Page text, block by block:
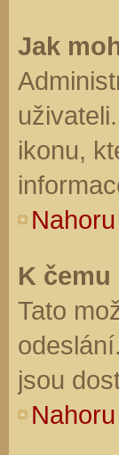
Jak
ikonu,
Nahoru
K
Tato
jsou
Nahoru